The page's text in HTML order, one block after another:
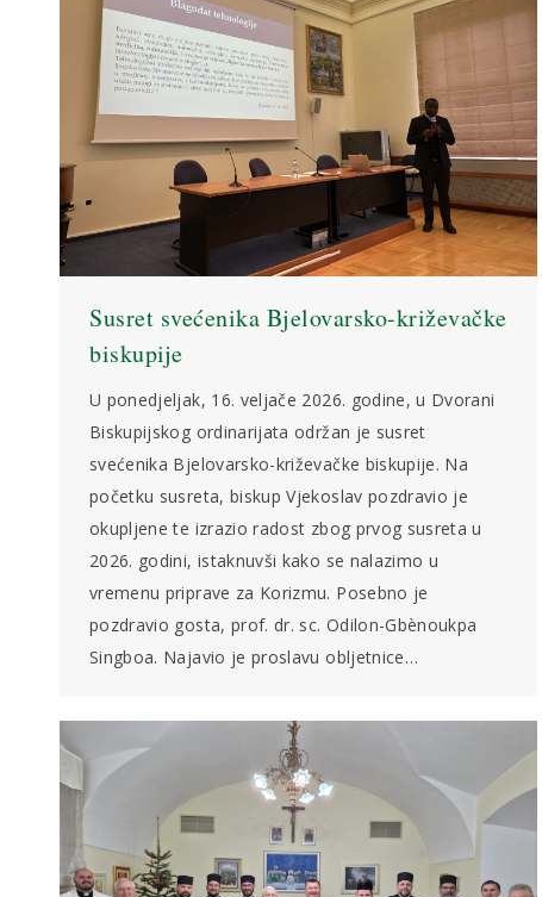
Susret svećenika Bjelovarsko-križevačke
biskupije
U ponedjeljak, 16. veljače 2026. godine, u Dvorani
Biskupijskog ordinarijata održan je susret
svećenika Bjelovarsko-križevačke biskupije. Na
početku susreta, biskup Vjekoslav pozdravio je
okupljene te izrazio radost zbog prvog susreta u
2026. godini, istaknuvši kako se nalazimo u
vremenu priprave za Korizmu. Posebno je
pozdravio gosta, prof. dr. sc. Odilon-Gbènoukpa
Singboa. Najavio je proslavu obljetnice…